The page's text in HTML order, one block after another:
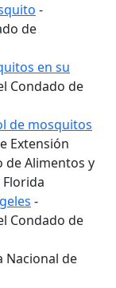
-
de
en su
Condado de
de mosquitos
Extensión
de Alimentos y
-
Condado de
Nacional de